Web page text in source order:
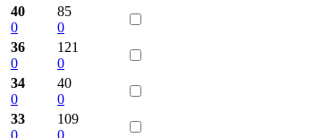
40
0
85
0
36
0
121
0
34
0
40
0
33
0
109
0